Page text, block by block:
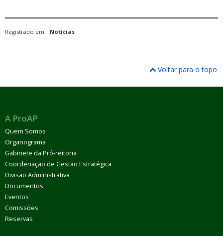
Registrado em: Notícias
Voltar para o topo
A ProAP
Quem Somos
Organograma
Gabinete da Pró-reitoria
Coordenação de Gestão Estratégica
Divisão Administrativa
Documentos
Eventos
Comissões
Reservas